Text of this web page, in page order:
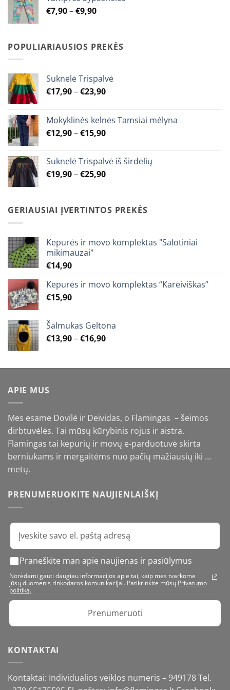
€9,90
€7,90–€9,90Price
through
€9,90
POPULIARIAUSIOS PREKĖS
Suknelė Trispalvė
€17,90–€23,90Price
through
€23,90
Mokyklinės kelnės Tamsiai mėlyna
€12,90–€15,90Price
through
€15,90
Suknelė Trispalvė iš širdelių
€19,90–€25,90Price
through
€25,90
GERIAUSIAI ĮVERTINTOS PREKĖS
Kepurės ir movo komplektas "Salotiniai
mikimauzai"
€14,90
Kepurės ir movo komplektas “Kareiviškas”
€15,90
Šalmukas Geltona
€13,90–€16,90Price
through
APIE MUS
Mes esame Dovilė ir Deividas, o Flamingas – šeimos
dirbtuvėlės. Tai mūsų kūrybinis rojus ir aistra.
Flamingas tai kepurių ir movų e-parduotuvė skirta
berniukams ir mergaitėms nuo pačių mažiausių iki …
metų.
PRENUMERUOKITE NAUJIENLAIŠKĮ
Praneškite man apie naujienas ir pasiūlymus
Norėdami gauti daugiau informacijos apie tai, kaip mes tvarkome
jūsų duomenis rinkodaros komunikacijai. Patikrinkite mūsų Privatumo
politiką.
Prenumeruoti
KONTAKTAI
Kontaktai: Individualios veiklos numeris – 949178 Tel.